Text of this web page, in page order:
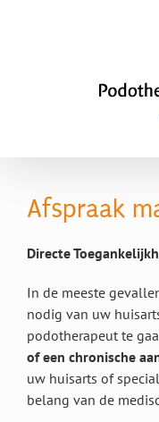
Afspraak
Directe
In de meeste
nodig van uw
podotherapeut te
of een chronische
uw huisarts of
belang van de